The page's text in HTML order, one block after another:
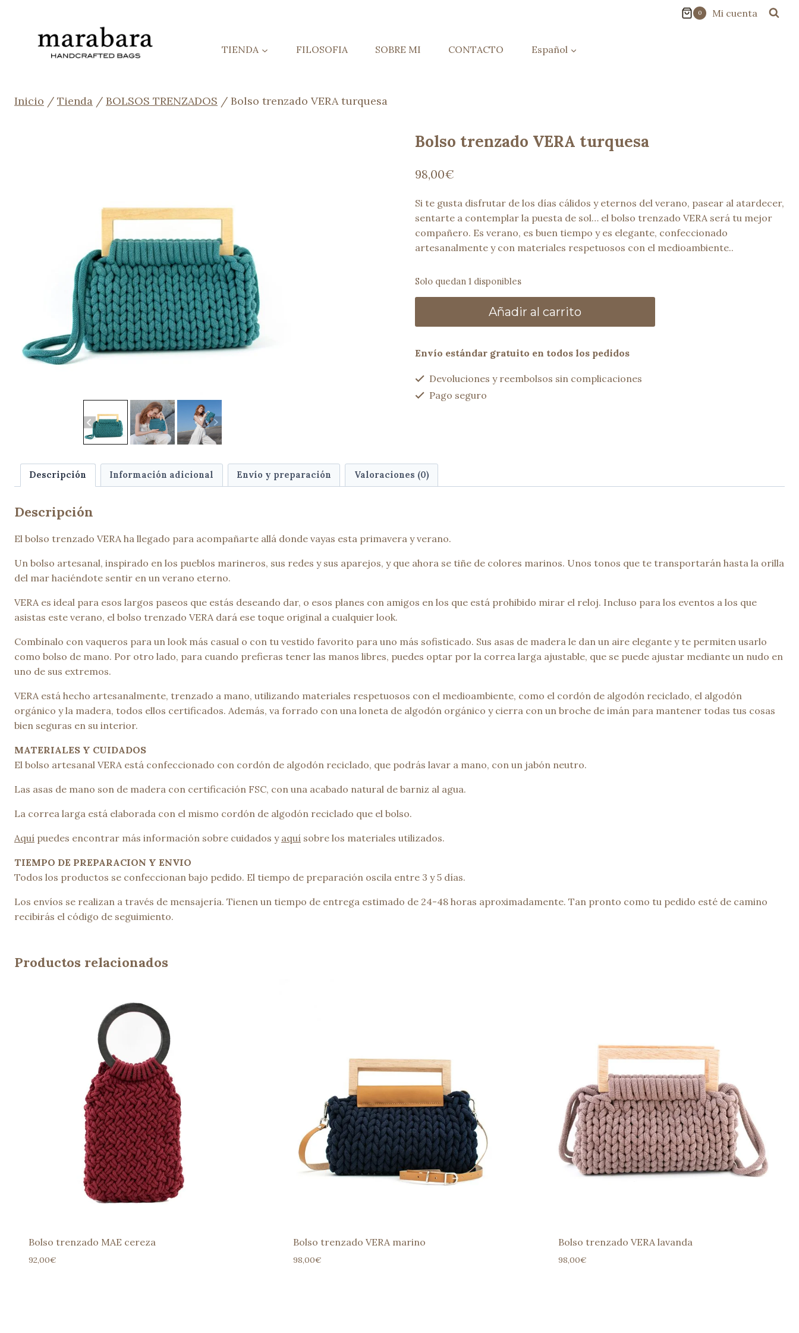
contenido
0 Mi cuenta
TIENDA FILOSOFIA SOBRE MI CONTACTO Español
Inicio / Tienda / BOLSOS TRENZADOS / Bolso trenzado VERA turquesa
Bolso trenzado VERA turquesa
98,00€
Si te gusta disfrutar de los días cálidos y eternos del verano, pasear al atardecer,
sentarte a contemplar la puesta de sol… el bolso trenzado VERA será tu mejor
compañero. Es verano, es buen tiempo y es elegante, confeccionado
artesanalmente y con materiales respetuosos con el medioambiente..
Solo quedan 1 disponibles
turquesa
Añadir al carrito
Envío estándar gratuito en todos los pedidos
Devoluciones y reembolsos sin complicaciones
Pago seguro
Descripción Información adicional Envío y preparación Valoraciones (0)
Descripción
El bolso trenzado VERA ha llegado para acompañarte allá donde vayas esta primavera y verano.
Un bolso artesanal, inspirado en los pueblos marineros, sus redes y sus aparejos, y que ahora se tiñe de colores marinos. Unos tonos que te transportarán hasta la orilla
del mar haciéndote sentir en un verano eterno.
VERA es ideal para esos largos paseos que estás deseando dar, o esos planes con amigos en los que está prohibido mirar el reloj. Incluso para los eventos a los que
asistas este verano, el bolso trenzado VERA dará ese toque original a cualquier look.
Combínalo con vaqueros para un look más casual o con tu vestido favorito para uno más sofisticado. Sus asas de madera le dan un aire elegante y te permiten usarlo
como bolso de mano. Por otro lado, para cuando prefieras tener las manos libres, puedes optar por la correa larga ajustable, que se puede ajustar mediante un nudo en
uno de sus extremos.
VERA está hecho artesanalmente, trenzado a mano, utilizando materiales respetuosos con el medioambiente, como el cordón de algodón reciclado, el algodón
orgánico y la madera, todos ellos certificados. Además, va forrado con una loneta de algodón orgánico y cierra con un broche de imán para mantener todas tus cosas
bien seguras en su interior.
MATERIALES Y CUIDADOS
El bolso artesanal VERA está confeccionado con cordón de algodón reciclado, que podrás lavar a mano, con un jabón neutro.
Las asas de mano son de madera con certificación FSC, con una acabado natural de barniz al agua.
La correa larga está elaborada con el mismo cordón de algodón reciclado que el bolso.
Aquí puedes encontrar más información sobre cuidados y aquí sobre los materiales utilizados.
TIEMPO DE PREPARACION Y ENVIO
Todos los productos se confeccionan bajo pedido. El tiempo de preparación oscila entre 3 y 5 días.
Los envíos se realizan a través de mensajería. Tienen un tiempo de entrega estimado de 24-48 horas aproximadamente. Tan pronto como tu pedido esté de camino
recibirás el código de seguimiento.
Productos relacionados
Bolso trenzado MAE cereza
92,00€
Bolso trenzado VERA marino
98,00€
Bolso trenzado VERA lavanda
98,00€